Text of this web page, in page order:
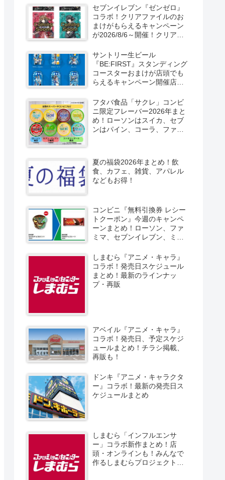
セブンイレブン『ゼンゼロ』
コラボ！クリアファイルのお
まけがもらえるキャンペーン
が2026/8/6～開催！クリアカ
売！
サントリー生ビール
『BE:FIRST』スタンディング
コースターおまけが店頭でも
らえるキャンペーン開催店は
定で6種類！見分け方！セブ
ン、ファミマ、ローソン、デ
イリーヤマザキ、ミニストッ
プなどで！クーラーバッグ
フタバ食品「サクレ」コンビ
ニ限定フレーバー2026年まと
め！ローソンはスイカ、セブ
ンはパイン、コーラ、ファミ
夏の福袋2026年まとめ！飲
食、カフェ、雑貨、アパレル
などもお得！
コンビニ『無料引換券 レシー
トクーポン』今週のキャンペ
ーンまとめ！ローソン、ファ
ミマ、セブンイレブン、ミニ
しまむら『アニメ・キャラ』
コラボ！発売日スケジュール
まとめ！最新のラインナッ
プ・再販
アベイル『アニメ・キャラ』
コラボ！発売日、予定スケジ
ュールまとめ！チラシ掲載、
再販も！
ドンキ『アニメ・キャラクタ
ー』コラボ！最新の発売日ス
ケジュールまとめ
しまむら「インフルエンサ
ー」コラボ新作まとめ！店
頭・オンラインも！みんなで
作るしまむらプロジェクト！